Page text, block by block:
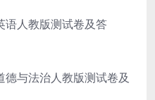
人教版测试卷及答
与法治人教版测试卷及